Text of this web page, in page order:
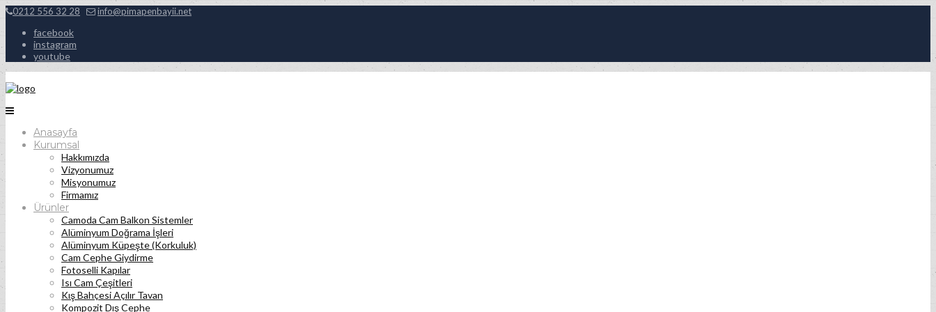
0212 556 32 28 info@pimapenbayii.net
facebook
instagram
youtube
Anasayfa
Kurumsal
Hakkımızda
Vizyonumuz
Misyonumuz
Firmamız
Ürünler
Camoda Cam Balkon Sistemler
Alüminyum Doğrama İşleri
Alüminyum Küpeşte (Korkuluk)
Cam Cephe Giydirme
Fotoselli Kapılar
Isı Cam Çeşitleri
Kış Bahçesi Açılır Tavan
Kompozit Dış Cephe